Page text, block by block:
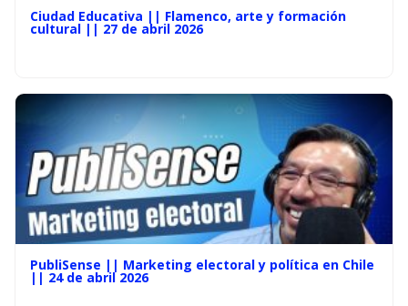
Ciudad Educativa || Flamenco, arte y formación
cultural || 27 de abril 2026
PubliSense || Marketing electoral y política en Chile
|| 24 de abril 2026